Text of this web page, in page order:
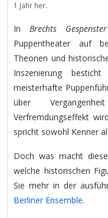
1 Jahr her.
In Brechts Gespenster
Puppentheater auf
Theorien und
Inszenierung
meisterhafte
über
Verfremdungseffekt
spricht sowohl Kenner
Doch was macht
welche historischen
Sie mehr in der
Berliner Ensemble.